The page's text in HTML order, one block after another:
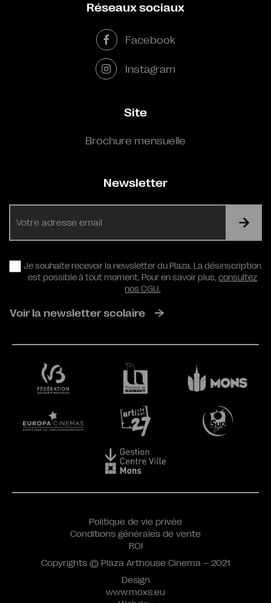
Réseaux sociaux
Facebook
Instagram
Site
Brochure mensuelle
Newsletter
RGPD
Je souhaite recevoir la newsletter du Plaza. La désinscription
est possible à tout moment. Pour en savoir plus,consultez
nos CGU.
Voir la newsletter scolaire
Design
www.moxs.eu
Politique de vie privée
Conditions générales de vente
ROI
Copyrights © Plaza Arthouse Cinema – 2021